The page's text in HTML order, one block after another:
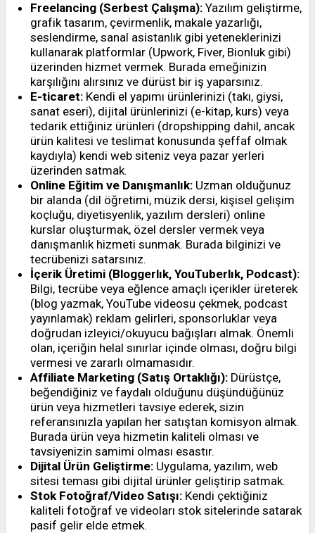
Freelancing (Serbest Çalışma): Yazılım geliştirme,
grafik tasarım, çevirmenlik, makale yazarlığı,
seslendirme, sanal asistanlık gibi yeteneklerinizi
kullanarak platformlar (Upwork, Fiver, Bionluk gibi)
üzerinden hizmet vermek. Burada emeğinizin
karşılığını alırsınız ve dürüst bir iş yaparsınız.
E-ticaret: Kendi el yapımı ürünlerinizi (takı, giysi,
sanat eseri), dijital ürünlerinizi (e-kitap, kurs) veya
tedarik ettiğiniz ürünleri (dropshipping dahil, ancak
ürün kalitesi ve teslimat konusunda şeffaf olmak
kaydıyla) kendi web siteniz veya pazar yerleri
üzerinden satmak.
Online Eğitim ve Danışmanlık: Uzman olduğunuz
bir alanda (dil öğretimi, müzik dersi, kişisel gelişim
koçluğu, diyetisyenlik, yazılım dersleri) online
kurslar oluşturmak, özel dersler vermek veya
danışmanlık hizmeti sunmak. Burada bilginizi ve
tecrübenizi satarsınız.
İçerik Üretimi (Bloggerlık, YouTuberlık, Podcast):
Bilgi, tecrübe veya eğlence amaçlı içerikler üreterek
(blog yazmak, YouTube videosu çekmek, podcast
yayınlamak) reklam gelirleri, sponsorluklar veya
doğrudan izleyici/okuyucu bağışları almak. Önemli
olan, içeriğin helal sınırlar içinde olması, doğru bilgi
vermesi ve zararlı olmamasıdır.
Affiliate Marketing (Satış Ortaklığı): Dürüstçe,
beğendiğiniz ve faydalı olduğunu düşündüğünüz
ürün veya hizmetleri tavsiye ederek, sizin
referansınızla yapılan her satıştan komisyon almak.
Burada ürün veya hizmetin kaliteli olması ve
tavsiyenizin samimi olması esastır.
Dijital Ürün Geliştirme: Uygulama, yazılım, web
sitesi teması gibi dijital ürünler geliştirip satmak.
Stok Fotoğraf/Video Satışı: Kendi çektiğiniz
kaliteli fotoğraf ve videoları stok sitelerinde satarak
pasif gelir elde etmek.